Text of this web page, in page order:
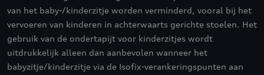
van het baby-/kinderzitje worden verminderd, vooral bij het
vervoeren van kinderen in achterwaarts gerichte stoelen. Het
gebruik van de ondertapijt voor kinderzitjes wordt
uitdrukkelijk alleen dan aanbevolen wanneer het
babyzitje/kinderzitje via de Isofix-verankeringspunten aan